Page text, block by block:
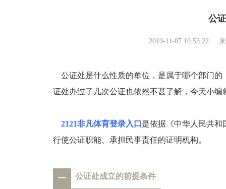
公
2019-11-07 10:53:22
公证处是什么性质的单位，是属于哪个部门的
证处办过了几次公证也依然不甚了解，今天小
2121非凡体育登录入口 是依据《中华人民共
行使公证职能、承担民事责任的证明机构。
一 公证处成立的前提条件